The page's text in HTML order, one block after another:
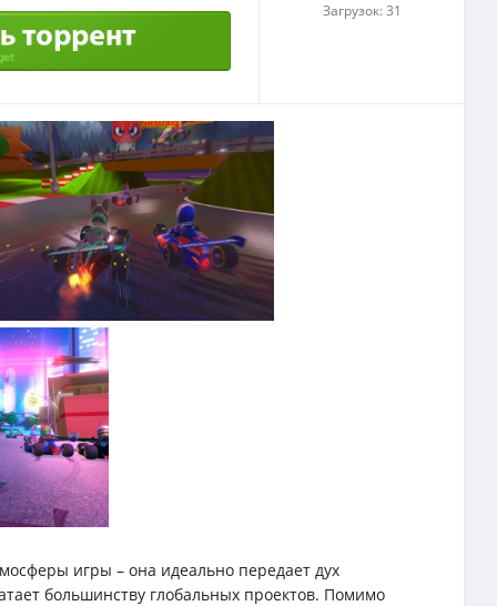
Загрузок: 31
игры – она идеально передает дух
большинству глобальных проектов. Помимо